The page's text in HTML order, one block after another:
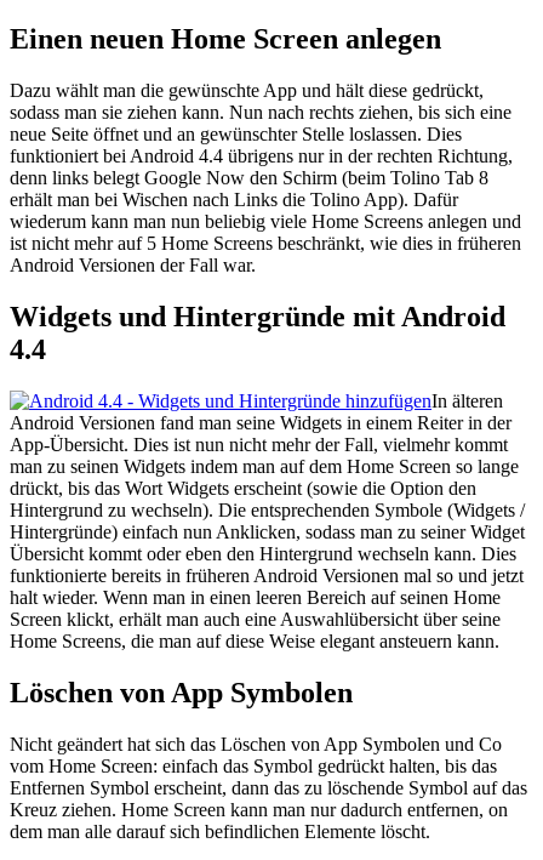
Einen neuen Home Screen anlegen
Dazu wählt man die gewünschte App und hält diese gedrückt,
sodass man sie ziehen kann. Nun nach rechts ziehen, bis sich eine
neue Seite öffnet und an gewünschter Stelle loslassen. Dies
funktioniert bei Android 4.4 übrigens nur in der rechten Richtung,
denn links belegt Google Now den Schirm (beim Tolino Tab 8
erhält man bei Wischen nach Links die Tolino App). Dafür
wiederum kann man nun beliebig viele Home Screens anlegen und
ist nicht mehr auf 5 Home Screens beschränkt, wie dies in früheren
Android Versionen der Fall war.
Widgets und Hintergründe mit Android
4.4
In älteren
Android Versionen fand man seine Widgets in einem Reiter in der
App-Übersicht. Dies ist nun nicht mehr der Fall, vielmehr kommt
man zu seinen Widgets indem man auf dem Home Screen so lange
drückt, bis das Wort Widgets erscheint (sowie die Option den
Hintergrund zu wechseln). Die entsprechenden Symbole (Widgets /
Hintergründe) einfach nun Anklicken, sodass man zu seiner Widget
Übersicht kommt oder eben den Hintergrund wechseln kann. Dies
funktionierte bereits in früheren Android Versionen mal so und jetzt
halt wieder. Wenn man in einen leeren Bereich auf seinen Home
Screen klickt, erhält man auch eine Auswahlübersicht über seine
Home Screens, die man auf diese Weise elegant ansteuern kann.
Löschen von App Symbolen
Nicht geändert hat sich das Löschen von App Symbolen und Co
vom Home Screen: einfach das Symbol gedrückt halten, bis das
Entfernen Symbol erscheint, dann das zu löschende Symbol auf das
Kreuz ziehen. Home Screen kann man nur dadurch entfernen, on
dem man alle darauf sich befindlichen Elemente löscht.